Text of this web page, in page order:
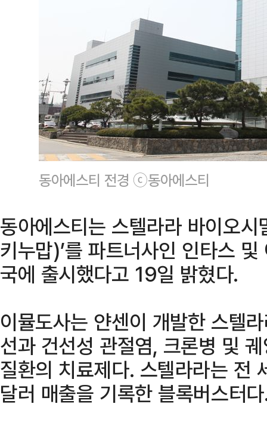
동아에스티 전경 ⓒ동아에스티
동아에스티는 스텔라라 바이오
키누맙)’를 파트너사인 인타스
국에 출시했다고 19일 밝혔다.
이뮬도사는 얀센이 개발한 스텔
선과 건선성 관절염, 크론병 및
질환의 치료제다. 스텔라라는
달러 매출을 기록한 블록버스터